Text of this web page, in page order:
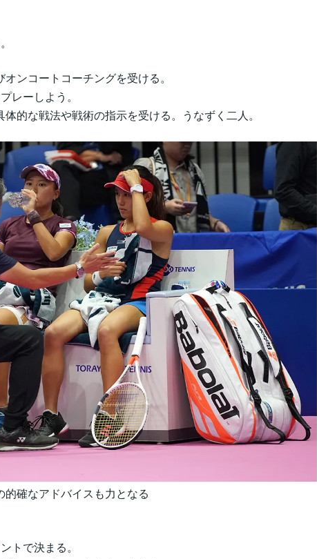
ンコートコーチングを受ける。
レーしよう。
的な戦法や戦術の指示を受ける。うなずく二人。
確なアドバイスも力となる
トで決まる。